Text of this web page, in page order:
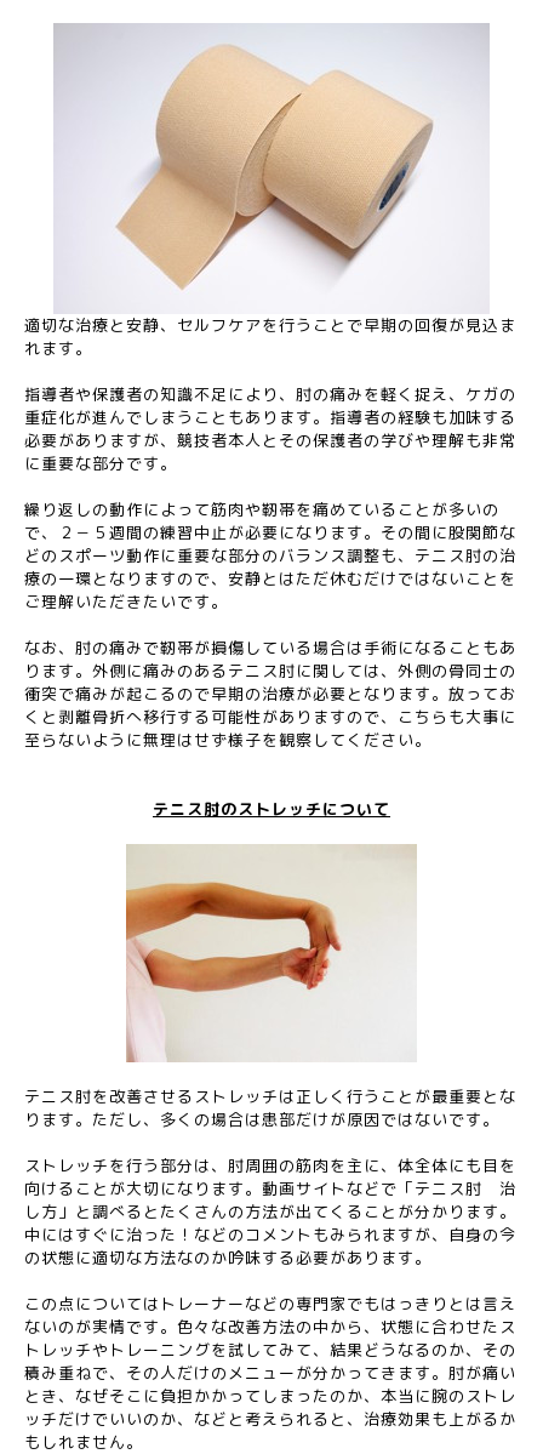
適切な治療と安静、セルフケアを行うことで早期の回復が見込ま
れます。
指導者や保護者の知識不足により、肘の痛みを軽く捉え、ケガの
重症化が進んでしまうこともあります。指導者の経験も加味する
必要がありますが、競技者本人とその保護者の学びや理解も非常
に重要な部分です。
繰り返しの動作によって筋肉や靭帯を痛めていることが多いの
で、２－５週間の練習中止が必要になります。その間に股関節な
どのスポーツ動作に重要な部分のバランス調整も、テニス肘の治
療の一環となりますので、安静とはただ休むだけではないことを
ご理解いただきたいです。
なお、肘の痛みで靭帯が損傷している場合は手術になることもあ
ります。外側に痛みのあるテニス肘に関しては、外側の骨同士の
衝突で痛みが起こるので早期の治療が必要となります。放ってお
くと剥離骨折へ移行する可能性がありますので、こちらも大事に
至らないように無理はせず様子を観察してください。
テニス肘のストレッチについて
テニス肘を改善させるストレッチは正しく行うことが最重要とな
ります。ただし、多くの場合は患部だけが原因ではないです。
ストレッチを行う部分は、肘周囲の筋肉を主に、体全体にも目を
向けることが大切になります。動画サイトなどで「テニス肘 治
し方」と調べるとたくさんの方法が出てくることが分かります。
中にはすぐに治った！などのコメントもみられますが、自身の今
の状態に適切な方法なのか吟味する必要があります。
この点についてはトレーナーなどの専門家でもはっきりとは言え
ないのが実情です。色々な改善方法の中から、状態に合わせたス
トレッチやトレーニングを試してみて、結果どうなるのか、その
積み重ねで、その人だけのメニューが分かってきます。肘が痛い
とき、なぜそこに負担かかってしまったのか、本当に腕のストレ
ッチだけでいいのか、などと考えられると、治療効果も上がるか
もしれません。